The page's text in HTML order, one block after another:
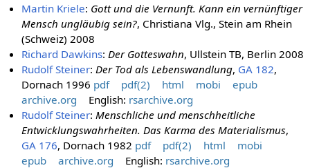
Martin Kriele: Gott und die Vernunft. Kann ein vernünftiger
Mensch ungläubig sein?, Christiana Vlg., Stein am Rhein
(Schweiz) 2008
Richard Dawkins: Der Gotteswahn, Ullstein TB, Berlin 2008
Rudolf Steiner: Der Tod als Lebenswandlung, GA 182,
Dornach 1996 pdf pdf(2) html mobi
epub
archive.org
English: rsarchive.org
Rudolf Steiner: Menschliche und menschheitliche
Entwicklungswahrheiten. Das Karma des Materialismus,
GA 176, Dornach 1982 pdf pdf(2) html
mobi
epub
archive.org English: rsarchive.org